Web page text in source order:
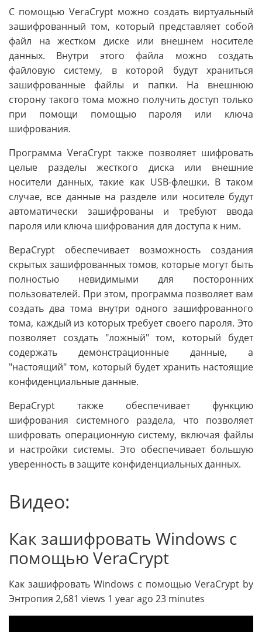
С помощью VeraCrypt можно создать виртуальный
зашифрованный том, который представляет собой
файл на жестком диске или внешнем носителе
данных. Внутри этого файла можно создать
файловую систему, в которой будут храниться
зашифрованные файлы и папки. На внешнюю
сторону такого тома можно получить доступ только
при помощи помощью пароля или ключа
шифрования.
Программа VeraCrypt также позволяет шифровать
целые разделы жесткого диска или внешние
носители данных, такие как USB-флешки. В таком
случае, все данные на разделе или носителе будут
автоматически зашифрованы и требуют ввода
пароля или ключа шифрования для доступа к ним.
ВераCrypt обеспечивает возможность создания
скрытых зашифрованных томов, которые могут быть
полностью невидимыми для посторонних
пользователей. При этом, программа позволяет вам
создать два тома внутри одного зашифрованного
тома, каждый из которых требует своего пароля. Это
позволяет создать "ложный" том, который будет
содержать демонстрационные данные, а
"настоящий" том, который будет хранить настоящие
конфиденциальные данные.
ВераCrypt также обеспечивает функцию
шифрования системного раздела, что позволяет
шифровать операционную систему, включая файлы
и настройки системы. Это обеспечивает большую
уверенность в защите конфиденциальных данных.
Видео:
Как зашифровать Windows с
помощью VeraCrypt
Как зашифровать Windows с помощью VeraCrypt by
Энтропия 2,681 views 1 year ago 23 minutes